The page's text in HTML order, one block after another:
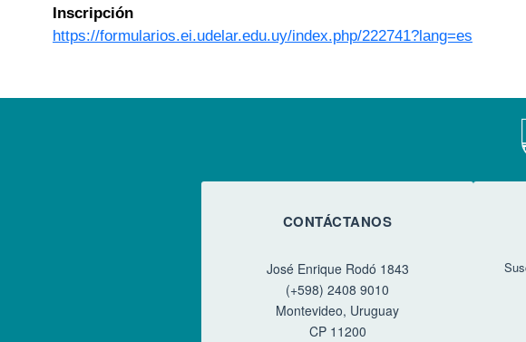
Inscripción
https://formularios.ei.udelar.edu.uy/index.php/222741?lang=es
CONTÁCTANOS
José Enrique Rodó 1843
(+598) 2408 9010
Montevideo, Uruguay
CP 11200